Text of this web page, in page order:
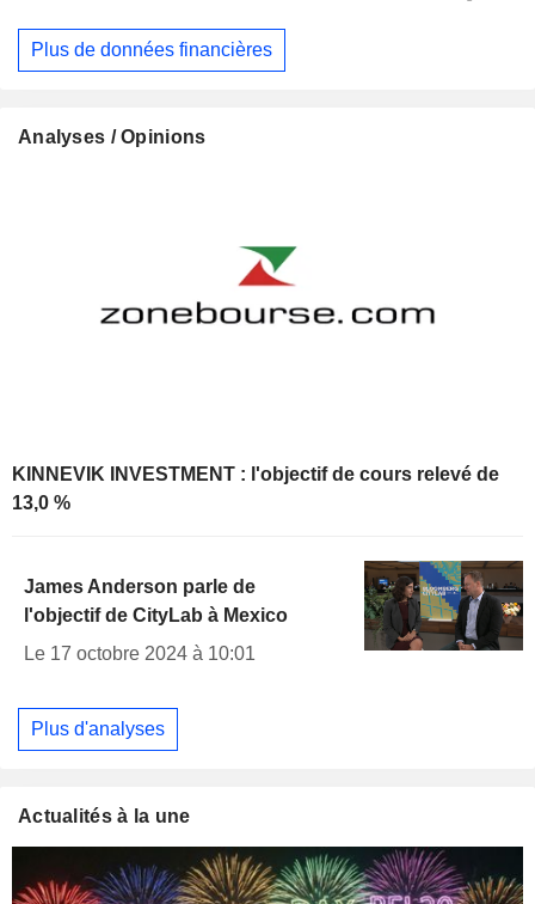
Plus de données financières
Analyses / Opinions
KINNEVIK INVESTMENT : l'objectif de cours relevé de
13,0 %
James Anderson parle de
l'objectif de CityLab à Mexico
Le 17 octobre 2024 à 10:01
Plus d'analyses
Actualités à la une